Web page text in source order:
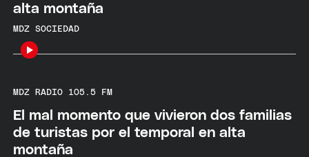
alta montaña
MDZ SOCIEDAD
MDZ RADIO 105.5 FM
El mal momento que vivieron dos familias
de turistas por el temporal en alta
montaña